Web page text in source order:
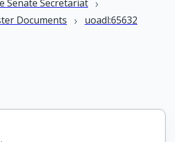
Senate Secretariat
Documents › uoadl:65632